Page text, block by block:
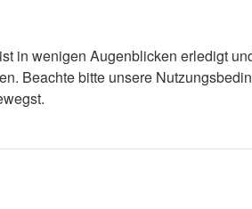
in wenigen Augenblicken erledigt
Beachte bitte unsere